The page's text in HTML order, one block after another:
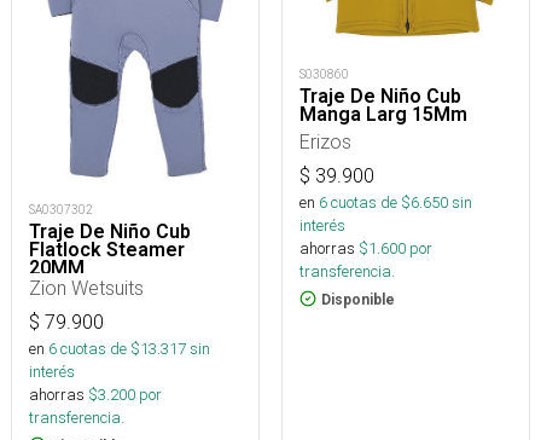
SA0307302
Traje De Niño Cub
Flatlock Steamer
20MM
Zion Wetsuits
$ 79.900
en 6cuotas de $13.317sin
interés
ahorras $3.200 por
transferencia.
S030860
Traje De Niño Cub
Manga Larg 15Mm
Erizos
$ 39.900
en 6cuotas de $6.650sin
interés
ahorras $1.600 por
transferencia.
Disponible